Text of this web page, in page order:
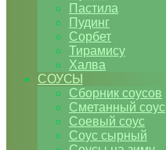
Пастила
Пудинг
Сорбет
Тирамису
Халва
СОУСЫ
Сборник соусов
Сметанный соус
Соевый соус
Соус сырный